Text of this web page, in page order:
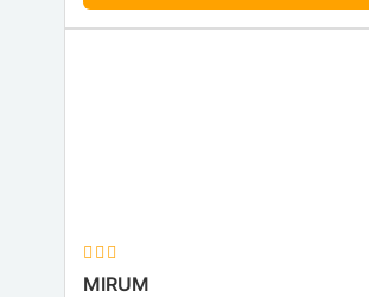
MIRUM